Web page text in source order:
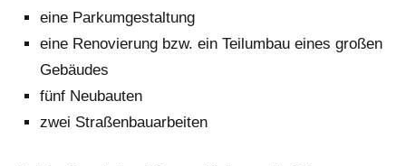
eine Parkumgestaltung
eine Renovierung bzw. ein Teilumbau eines großen
Gebäudes
fünf Neubauten
zwei Straßenbauarbeiten